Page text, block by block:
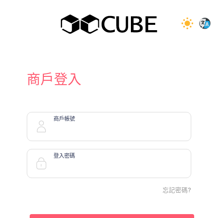
商戶登入
商戶帳號
登入密碼
忘記密碼?